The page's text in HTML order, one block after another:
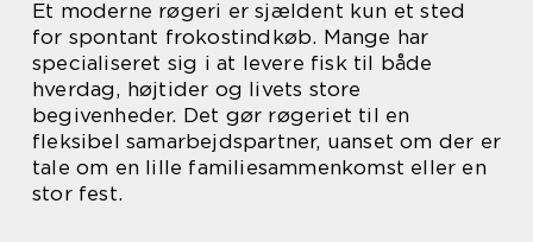
Et moderne røgeri er sjældent kun et sted
for spontant frokostindkøb. Mange har
specialiseret sig i at levere fisk til både
hverdag, højtider og livets store
begivenheder. Det gør røgeriet til en
fleksibel samarbejdspartner, uanset om der er
tale om en lille familiesammenkomst eller en
stor fest.